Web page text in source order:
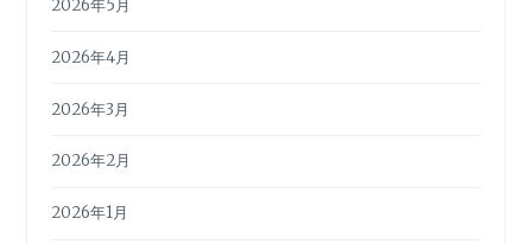
2026年5月
2026年4月
2026年3月
2026年2月
2026年1月